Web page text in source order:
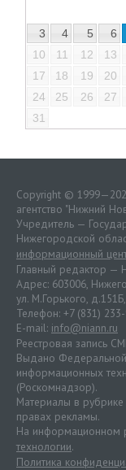
3
4 5 6
10
11 12 13
17
18 19 20
24
25 26 27
31
Copyright ©
агентство "Нижний
Учредитель —
Нижегородской
информационный
Главный редактор —
Адрес: 603006,
ул. М.Горького,
Телефон: +7 (831)
E-mail: info@niann.ru
Реестровая запись
Выдано
информационных
(Роскомнадзор).
Материалы в
правах рекламы.
На информационном
технологии.
Политика